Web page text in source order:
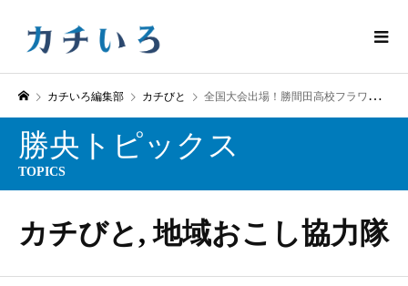
カチいろ編集部 カチびと 全国大会出場！勝間田高校フラワーアレンジメント競技
勝央トピックス
TOPICS
カチびと,地域おこし協力隊